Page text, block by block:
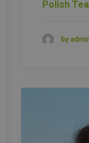
Polish
by